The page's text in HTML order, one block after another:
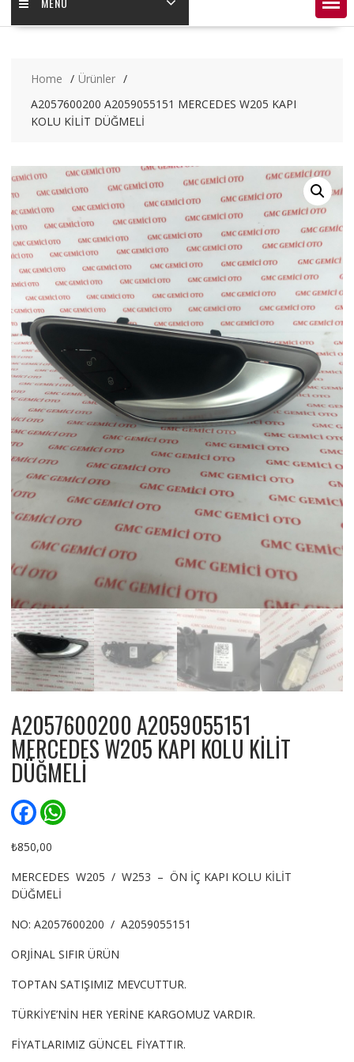
Home
Ürünler
A2057600200 A2059055151 MERCEDES W205 KAPI
KOLU KİLİT DÜĞMELİ
A2057600200 A2059055151
MERCEDES W205 KAPI KOLU KİLİT
DÜĞMELİ
F
a
e
b
o
k
W
h
p
₺850,00
MERCEDES W205 / W253 – ÖN İÇ KAPI KOLU KİLİT
DÜĞMELİ
NO: A2057600200 / A2059055151
ORJİNAL SIFIR ÜRÜN
TOPTAN SATIŞIMIZ MEVCUTTUR.
TÜRKİYE’NİN HER YERİNE KARGOMUZ VARDIR.
FİYATLARIMIZ GÜNCEL FİYATTIR.